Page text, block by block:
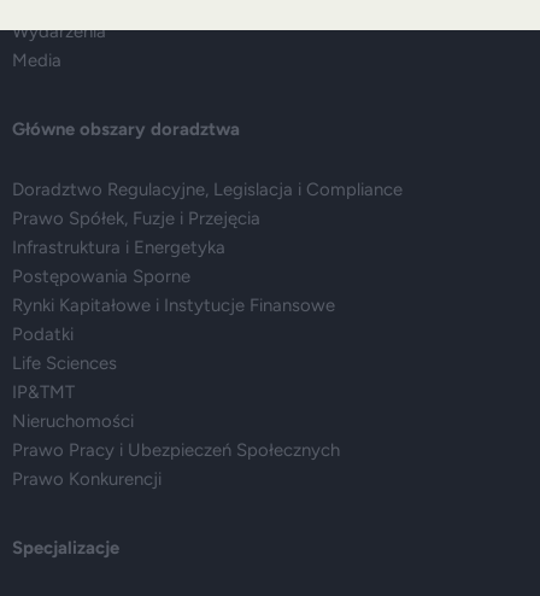
Wydarzenia
Media
Główne obszary doradztwa
Doradztwo Regulacyjne, Legislacja i Compliance
Prawo Spółek, Fuzje i Przejęcia
Infrastruktura i Energetyka
Postępowania Sporne
Rynki Kapitałowe i Instytucje Finansowe
Podatki
Life Sciences
IP&TMT
Nieruchomości
Prawo Pracy i Ubezpieczeń Społecznych
Prawo Konkurencji
Specjalizacje